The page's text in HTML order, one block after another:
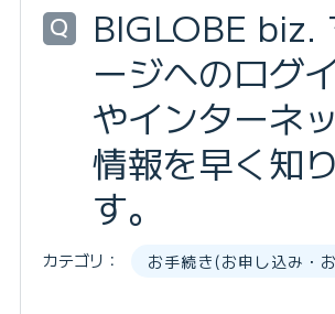
Q
BIGLOBE biz.
ージへのログ
やインターネ
情報を早く知
す。
カテゴリ： お手続き(お申し込み・